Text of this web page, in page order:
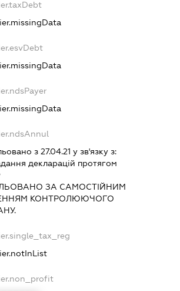
з 27.04.21 у зв'язку з:
декларацiй протягом
ЗА САМОСТIЙНИМ
КОНТРОЛЮЮЧОГО